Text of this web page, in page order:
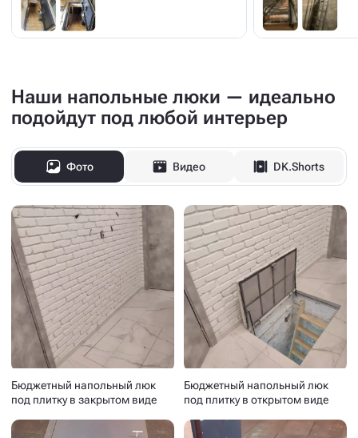
Наши напольные люки — идеально
подойдут под любой интерьер
Фото Видео DK.Shorts
Бюджетный напольный люк
под плитку в закрытом виде
Бюджетный напольный люк
под плитку в открытом виде